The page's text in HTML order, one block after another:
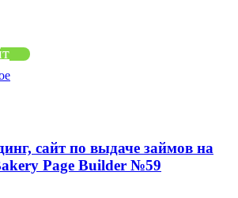
сайт по выдаче займов на
Page Builder №59